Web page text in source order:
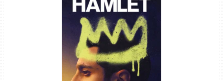
Hamlet Torrent (2026) WEB-
DL 1080p Dual Áudio